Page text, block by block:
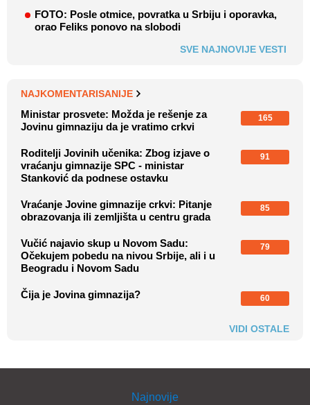
FOTO: Posle otmice, povratka u Srbiju i oporavka,
orao Feliks ponovo na slobodi
SVE NAJNOVIJE VESTI
NAJKOMENTARISANIJE
Ministar prosvete: Možda je rešenje za
Jovinu gimnaziju da je vratimo crkvi
165
Roditelji Jovinih učenika: Zbog izjave o
vraćanju gimnazije SPC - ministar
Stanković da podnese ostavku
91
Vraćanje Jovine gimnazije crkvi: Pitanje
obrazovanja ili zemljišta u centru grada
85
Vučić najavio skup u Novom Sadu:
Očekujem pobedu na nivou Srbije, ali i u
Beogradu i Novom Sadu
79
Čija je Jovina gimnazija? 60
VIDI OSTALE
Najnovije